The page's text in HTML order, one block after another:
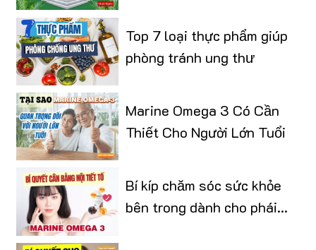
Top 7 loại thực phẩm giúp
phòng tránh ung thư
Marine Omega 3 Có Cần
Thiết Cho Người Lớn Tuổi
Bí kíp chăm sóc sức khỏe
bên trong dành cho phái